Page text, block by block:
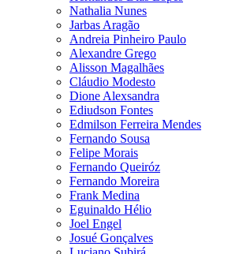
Nathalia Nunes
Jarbas Aragão
Andreia Pinheiro Paulo
Alexandre Grego
Alisson Magalhães
Cláudio Modesto
Dione Alexsandra
Ediudson Fontes
Edmilson Ferreira Mendes
Fernando Sousa
Felipe Morais
Fernando Queiróz
Fernando Moreira
Frank Medina
Eguinaldo Hélio
Joel Engel
Josué Gonçalves